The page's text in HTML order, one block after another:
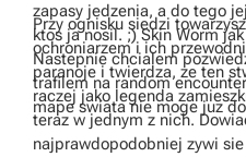
zapasy jedzenia, a do tego
ktos ja nosil. ;) Skin Worm
Nastepnie chcialem
trafilem na random
mape swiata nie moge juz
Przy ognisku siedzi
ochroniarzem i ich
paranoje i twierdza, ze ten
raczej jako legenda
teraz w jednym z nich.
najprawdopodobniej zywi